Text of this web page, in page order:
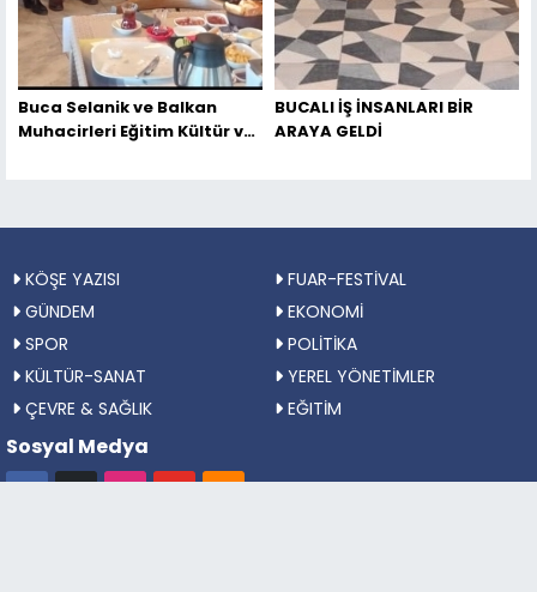
Buca Selanik ve Balkan
Muhacirleri Eğitim Kültür ve
BUCALI İŞ İNSANLARI BİR
ARAYA GELDİ
KÖŞE YAZISI
FUAR-FESTİVAL
GÜNDEM
EKONOMİ
SPOR
POLİTİKA
KÜLTÜR-SANAT
YEREL YÖNETİMLER
ÇEVRE & SAĞLIK
EĞITİM
Sosyal Medya